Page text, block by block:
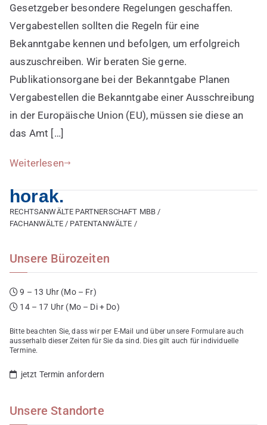
Gesetzgeber besondere Regelungen geschaffen.
Vergabestellen sollten die Regeln für eine
Bekanntgabe kennen und befolgen, um erfolgreich
auszuschreiben. Wir beraten Sie gerne.
Publikationsorgane bei der Bekanntgabe Planen
Vergabestellen die Bekanntgabe einer Ausschreibung
in der Europäische Union (EU), müssen sie diese an
das Amt […]
Weiterlesen
horak.
RECHTSANWÄLTE PARTNERSCHAFT MBB /
FACHANWÄLTE / PATENTANWÄLTE /
Unsere Bürozeiten
9 – 13 Uhr (Mo – Fr)
14 – 17 Uhr (Mo – Di + Do)
Bitte beachten Sie, dass wir per E-Mail und über unsere Formulare auch
ausserhalb dieser Zeiten für Sie da sind. Dies gilt auch für individuelle
Termine.
jetzt Termin anfordern
Unsere Standorte